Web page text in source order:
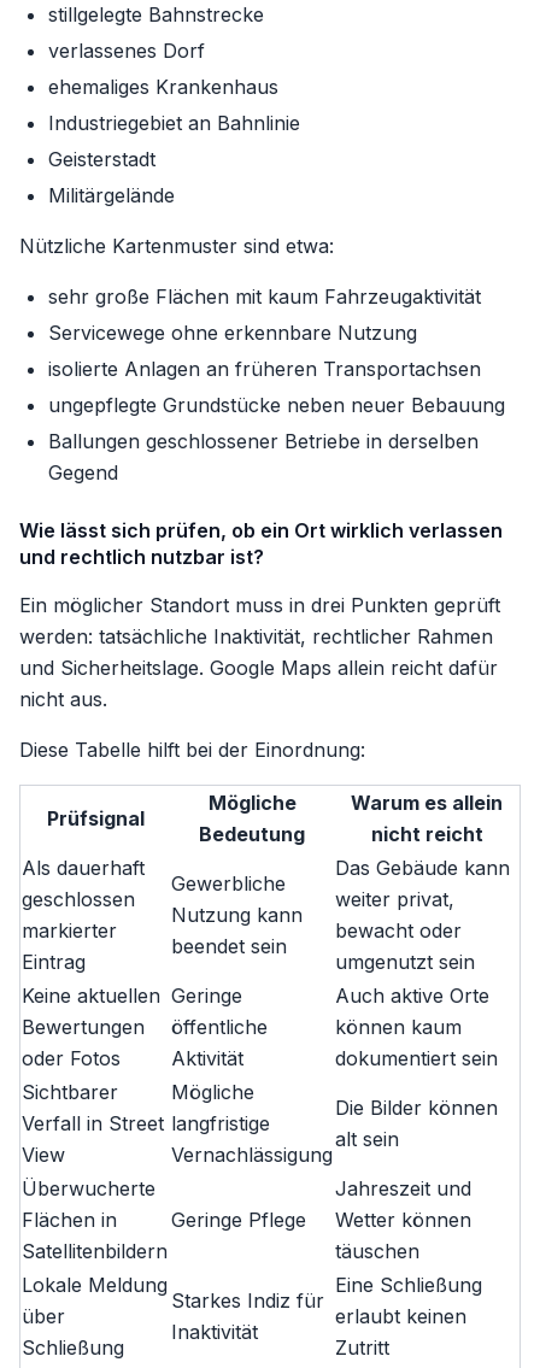
stillgelegte Bahnstrecke
verlassenes Dorf
ehemaliges Krankenhaus
Industriegebiet an Bahnlinie
Geisterstadt
Militärgelände
Nützliche Kartenmuster sind etwa:
sehr große Flächen mit kaum Fahrzeugaktivität
Servicewege ohne erkennbare Nutzung
isolierte Anlagen an früheren Transportachsen
ungepflegte Grundstücke neben neuer Bebauung
Ballungen geschlossener Betriebe in derselben
Gegend
Wie lässt sich prüfen, ob ein Ort wirklich verlassen
und rechtlich nutzbar ist?
Ein möglicher Standort muss in drei Punkten geprüft
werden: tatsächliche Inaktivität, rechtlicher Rahmen
und Sicherheitslage. Google Maps allein reicht dafür
nicht aus.
Diese Tabelle hilft bei der Einordnung:
Prüfsignal
Mögliche
Bedeutung
Warum es allein
nicht reicht
Als dauerhaft
geschlossen
markierter
Eintrag
Gewerbliche
Nutzung kann
beendet sein
Das Gebäude kann
weiter privat,
bewacht oder
umgenutzt sein
Keine aktuellen
Bewertungen
oder Fotos
Geringe
öffentliche
Aktivität
Auch aktive Orte
können kaum
dokumentiert sein
Sichtbarer
Verfall in Street
View
Mögliche
langfristige
Vernachlässigung
Die Bilder können
alt sein
Überwucherte
Flächen in
Satellitenbildern
Geringe Pflege
Jahreszeit und
Wetter können
täuschen
Lokale Meldung
über
Schließung
Starkes Indiz für
Inaktivität
Eine Schließung
erlaubt keinen
Zutritt